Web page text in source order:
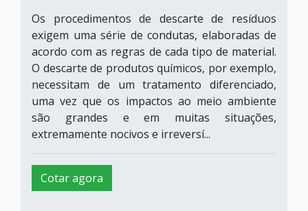
Os procedimentos de descarte de resíduos
exigem uma série de condutas, elaboradas de
acordo com as regras de cada tipo de material.
O descarte de produtos químicos, por exemplo,
necessitam de um tratamento diferenciado,
uma vez que os impactos ao meio ambiente
são grandes e em muitas situações,
extremamente nocivos e irreversí...
Cotar agora